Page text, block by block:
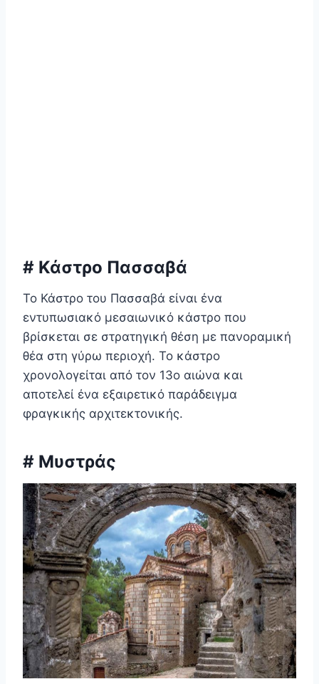
# Κάστρο Πασσαβά
Το Κάστρο του Πασσαβά είναι ένα
εντυπωσιακό μεσαιωνικό κάστρο που
βρίσκεται σε στρατηγική θέση με πανοραμική
θέα στη γύρω περιοχή. Το κάστρο
χρονολογείται από τον 13ο αιώνα και
αποτελεί ένα εξαιρετικό παράδειγμα
φραγκικής αρχιτεκτονικής.
# Μυστράς